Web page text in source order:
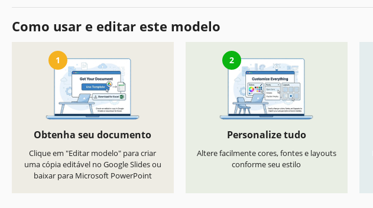
Como usar e editar este modelo
1
Obtenha seu documento
Clique em "Editar modelo" para criar
uma cópia editável no Google Slides ou
baixar para Microsoft PowerPoint
2
Personalize tudo
Altere facilmente cores, fontes e layouts
conforme seu estilo